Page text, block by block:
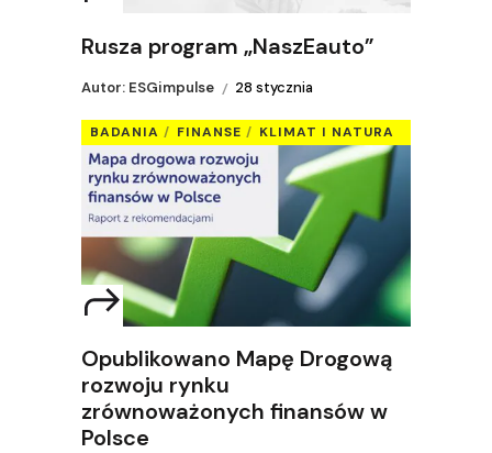
Rusza program „NaszEauto”
Autor: ESGimpulse 28 stycznia
BADANIA FINANSE KLIMAT I NATURA
Opublikowano Mapę Drogową
rozwoju rynku
zrównoważonych finansów w
Polsce